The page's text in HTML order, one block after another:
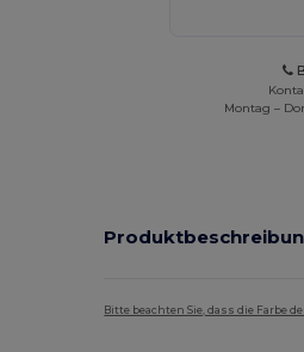
Montag –
Bitte beachten Sie, dass die